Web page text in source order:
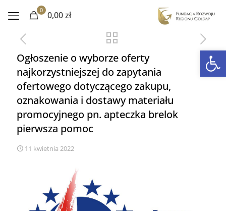
0 0,00 zł
Ogłoszenie o wyborze oferty
najkorzystniejszej do zapytania
ofertowego dotyczącego zakupu,
oznakowania i dostawy materiału
promocyjnego pn. apteczka brelok
pierwsza pomoc
11 kwietnia 2022